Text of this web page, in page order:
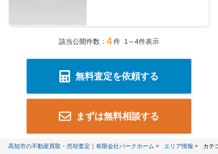
該当公開件数： 4件 1～4件表示
無料査定を依頼する
まずは無料相談する
高知市の不動産買取・売却査定｜有限会社パークホーム エリア情報 カテ